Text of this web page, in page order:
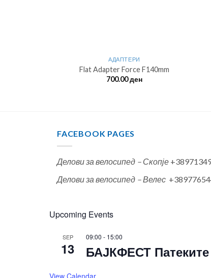
АДАПТЕРИ
Flat Adapter Force F140mm
700.00ден
FACEBOOK PAGES
Делови за велосипед – Скопје
Делови за велосипед – Велес
Upcoming Events
SEP
13
09:00 - 15:00
БАЈКФЕСТ